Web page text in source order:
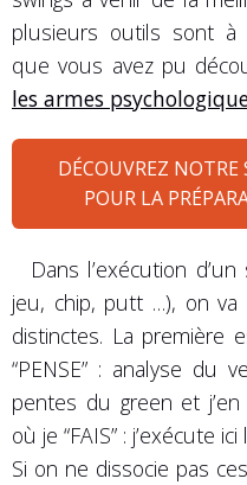
plusieurs outils sont à
que vous avez pu
les armes
DÉCOUVREZ
POUR LA
Dans l’exécution
jeu, chip, putt …), on va
distinctes. La première
“PENSE” : analyse du
pentes du green et
où je “FAIS” : j’exécute
Si on ne dissocie pas